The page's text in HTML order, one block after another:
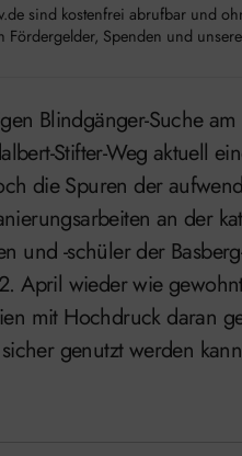
sind kostenfrei abrufbar und
Spenden und
Stifter-Weg aktuell
die Spuren der
an der
und -schüler der
April wieder wie
mit Hochdruck daran
genutzt werden